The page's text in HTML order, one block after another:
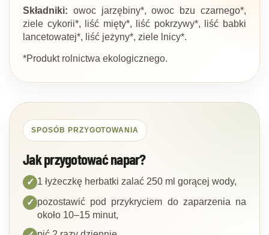
Składniki: owoc jarzębiny*, owoc bzu czarnego*,
ziele cykorii*, liść mięty*, liść pokrzywy*, liść babki
lancetowatej*, liść jeżyny*, ziele lnicy*.
*Produkt rolnictwa ekologicznego.
SPOSÓB PRZYGOTOWANIA
Jak przygotować napar?
✓ 1 łyżeczkę herbatki zalać 250 ml gorącej wody,
✓ pozostawić pod przykryciem do zaparzenia na
około 10–15 minut,